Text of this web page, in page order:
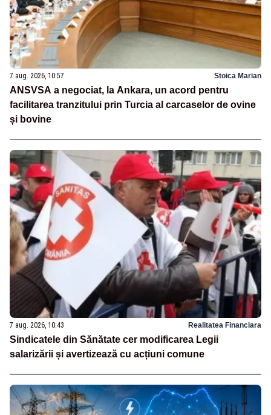
7 aug. 2026, 10:57 Stoica Marian
ANSVSA a negociat, la Ankara, un acord pentru
facilitarea tranzitului prin Turcia al carcaselor de ovine
și bovine
7 aug. 2026, 10:43 Realitatea Financiara
Sindicatele din Sănătate cer modificarea Legii
salarizării și avertizează cu acțiuni comune